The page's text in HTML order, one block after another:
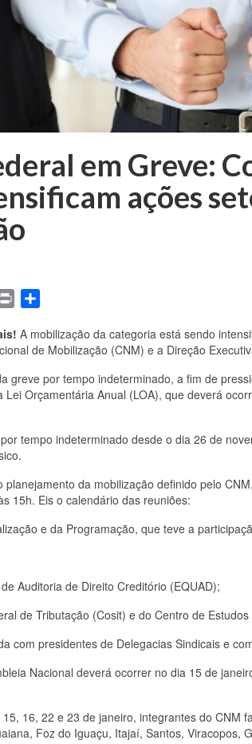
em Greve:
ações
Print
A mobilização da categoria está sendo
de Mobilização (CNM) e a Direção
greve por tempo indeterminado, a fim de
Lei Orçamentária Anual (LOA), que deverá
tempo indeterminado desde o dia 26 de
planejamento da mobilização definido pelo
15h. Eis o calendário das reuniões:
e da Programação, que teve a
Auditoria de Direito Creditório (EQUAD);
de Tributação (Cosit) e do Centro de
com presidentes de Delegacias Sindicais e
Nacional deverá ocorrer no dia 15 de
16, 22 e 23 de janeiro, integrantes do CNM
Foz do Iguaçu, Itajaí, Santos, Viracopos,